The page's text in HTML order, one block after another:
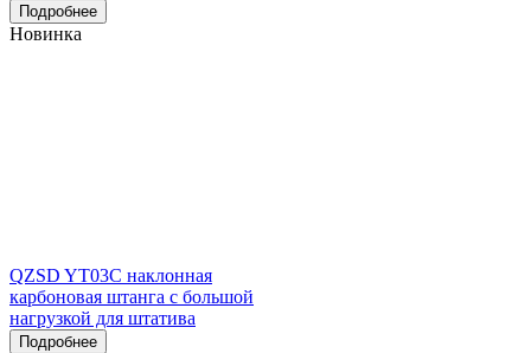
Подробнее
Новинка
QZSD YT03C наклонная
карбоновая штанга с большой
нагрузкой для штатива
Подробнее